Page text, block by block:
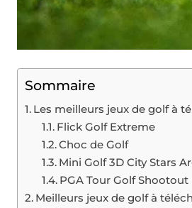
Sommaire
Les meilleurs jeux de golf à
Flick Golf Extreme
Choc de Golf
Mini Golf 3D City Stars
PGA Tour Golf Shootout
Meilleurs jeux de golf à